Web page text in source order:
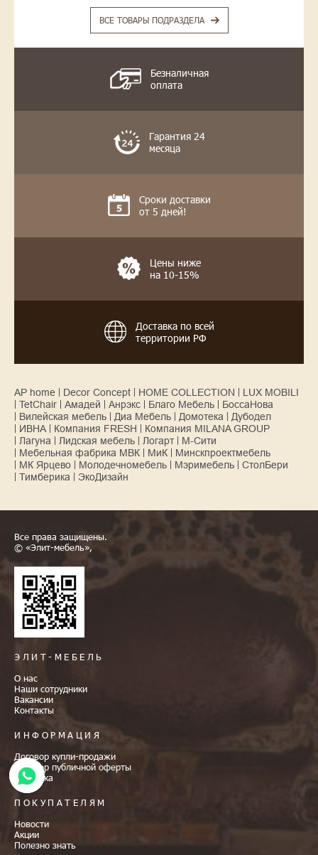
ВСЕ ТОВАРЫ ПОДРАЗДЕЛА
Безналичная
оплата
Гарантия 24
месяца
Сроки доставки
от 5 дней!
Цены ниже
на 10-15%
Доставка по всей
территории РФ
AP home Decor Concept HOME COLLECTION
LUX MOBILI
TetChair
Амадей Анрэкс Благо Мебель
БоссаНова
Вилейская мебель
Диа Мебель Домотека
Дубодел
ИВНА
Компания FRESH
Компания MILANA GROUP
Лагуна
Лидская мебель Логарт
М-Сити
Мебельная фабрика МВК
МиК
Минскпроектмебель
МК Ярцево
Молодечномебель Мэримебель
СтолБери
Тимберика
ЭкоДизайн
Все права защищены.
© «Элит-мебель»,
ЭЛИТ-МЕБЕЛЬ
О нас
Наши сотрудники
Вакансии
Контакты
ИНФОРМАЦИЯ
Договор купли-продажи
Договор публичной оферты
Доставка
ПОКУПАТЕЛЯМ
Новости
Акции
Полезно знать